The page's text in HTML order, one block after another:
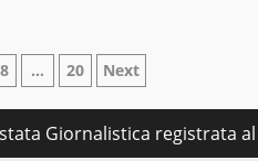
… 20 Next
Giornalistica registrata